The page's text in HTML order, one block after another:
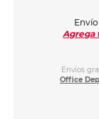
Envío
Agrega
Envíos
Office